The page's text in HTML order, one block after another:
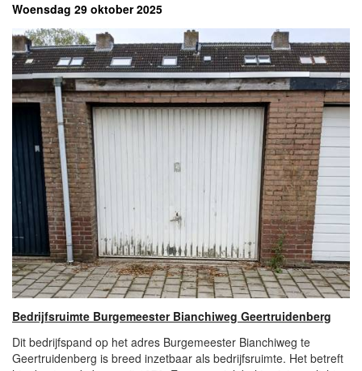
Woensdag 29 oktober 2025
Bedrijfsruimte Burgemeester Bianchiweg Geertruidenberg
Dit bedrijfspand op het adres Burgemeester Bianchiweg te
Geertruidenberg is breed inzetbaar als bedrijfsruimte. Het betreft